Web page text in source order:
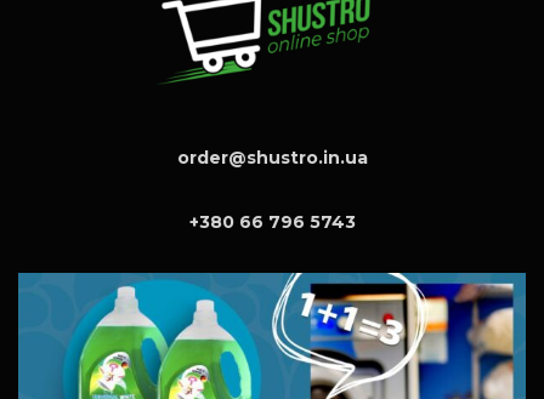
order@shustro.in.ua
+380 66 796 5743